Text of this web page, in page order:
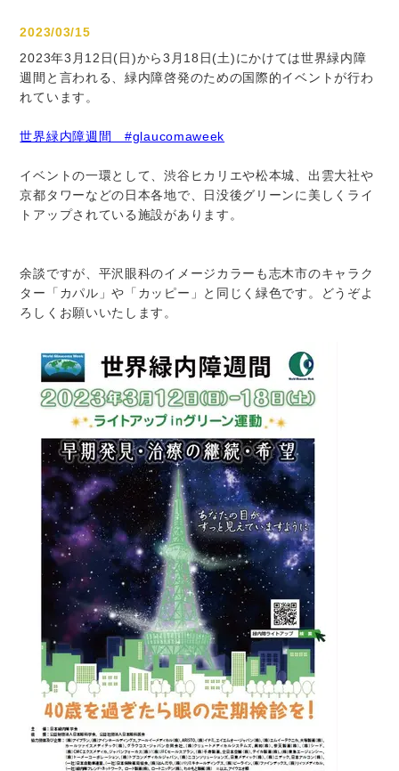
2023/03/15
2023年3月12日(日)から3月18日(土)にかけては世界緑内障
週間と言われる、緑内障啓発のための国際的イベントが行わ
れています。
世界緑内障週間 #glaucomaweek
イベントの一環として、渋谷ヒカリエや松本城、出雲大社や
京都タワーなどの日本各地で、日没後グリーンに美しくライ
トアップされている施設があります。
余談ですが、平沢眼科のイメージカラーも志木市のキャラク
ター「カパル」や「カッピー」と同じく緑色です。どうぞよ
ろしくお願いいたします。